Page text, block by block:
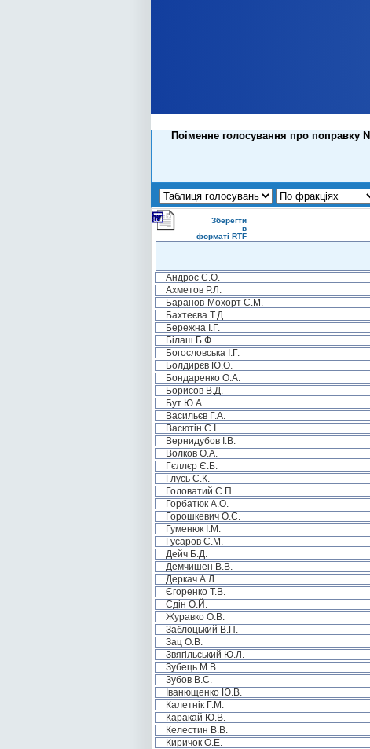
Поіменне голосування про поправку
Зберегти
в
форматі RTF
Андрос С.О.
Ахметов Р.Л.
Баранов-Мохорт С.М.
Бахтеєва Т.Д.
Бережна І.Г.
Білаш Б.Ф.
Богословська І.Г.
Болдирєв Ю.О.
Бондаренко О.А.
Борисов В.Д.
Бут Ю.А.
Васильєв Г.А.
Васютін С.І.
Вернидубов І.В.
Волков О.А.
Гєллєр Є.Б.
Глусь С.К.
Головатий С.П.
Горбатюк А.О.
Горошкевич О.С.
Гуменюк І.М.
Гусаров С.М.
Дейч Б.Д.
Демчишен В.В.
Деркач А.Л.
Єгоренко Т.В.
Єдін О.Й.
Журавко О.В.
Заблоцький В.П.
Зац О.В.
Звягільський Ю.Л.
Зубець М.В.
Зубов В.С.
Іванющенко Ю.В.
Калетнік Г.М.
Каракай Ю.В.
Келестин В.В.
Киричок О.Е.